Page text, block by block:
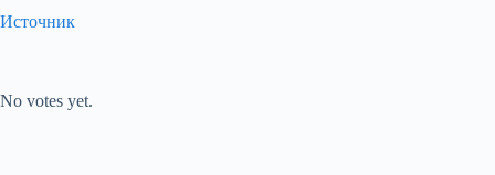
Источник
No votes yet.